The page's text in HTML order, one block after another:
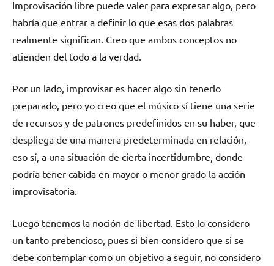
Improvisación libre puede valer para expresar algo, pero
habría que entrar a definir lo que esas dos palabras
realmente significan. Creo que ambos conceptos no
atienden del todo a la verdad.
Por un lado, improvisar es hacer algo sin tenerlo
preparado, pero yo creo que el músico sí tiene una serie
de recursos y de patrones predefinidos en su haber, que
despliega de una manera predeterminada en relación,
eso sí, a una situación de cierta incertidumbre, donde
podría tener cabida en mayor o menor grado la acción
improvisatoria.
Luego tenemos la noción de libertad. Esto lo considero
un tanto pretencioso, pues si bien considero que si se
debe contemplar como un objetivo a seguir, no considero